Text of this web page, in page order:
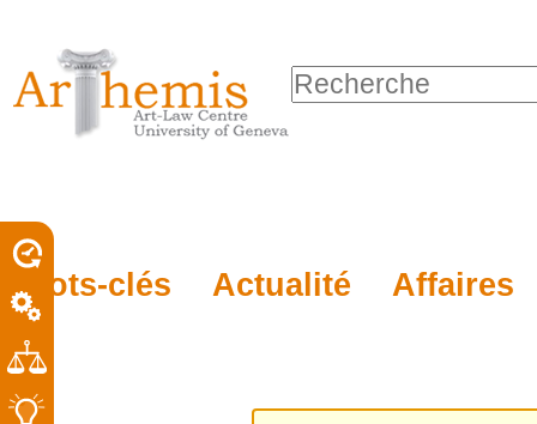
personnels
contenu.
à
la
navigation
Mots-clés Actualité Affaires
Chercher par